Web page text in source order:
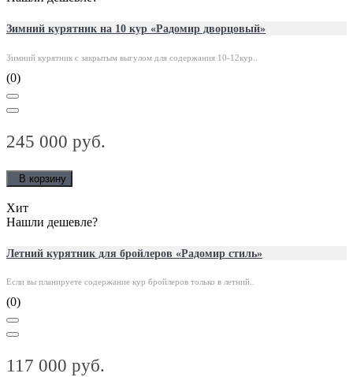
Зимний курятник на 10 кур «Радомир дворцовый»
Зимний курятник с закрытым выгулом для содержания 10-12кур..
(0)
245 000 руб.
В корзину
Хит
Нашли дешевле?
Летний курятник для бройлеров «Радомир стиль»
Если вы планируете содержание кур бройлеров только в летний..
(0)
117 000 руб.